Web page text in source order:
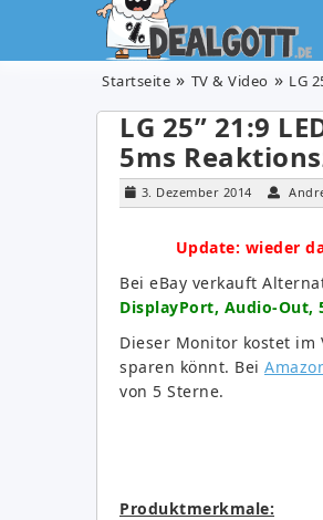
Startseite TV & Video LG
LG 25” 21:9
5ms
3. Dezember 2014
Update: wieder
Bei eBay verkauft
DisplayPort, Audio-Out,
Dieser Monitor kostet im
sparen könnt. Bei
von 5 Sterne.
Produktmerkmale: